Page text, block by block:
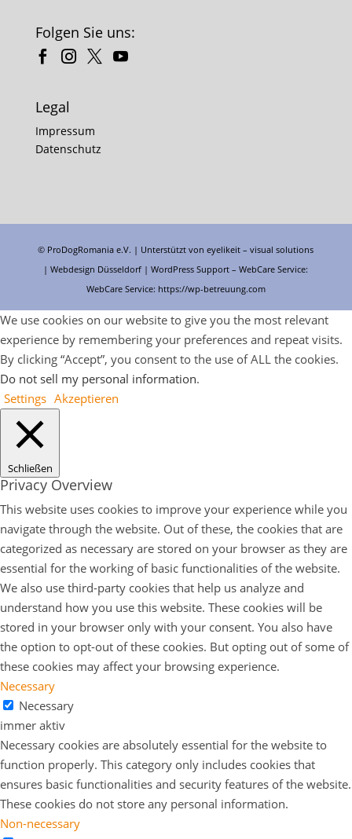
Folgen Sie uns:
Legal
Impressum
Datenschutz
© ProDogRomania e.V. | Unterstützt voneyelikeit – visual solutions
| Webdesign Düsseldorf |WordPress Support – WebCare Service:
WebCare Service: https://wp-betreuung.com
We use cookies on our website to give you the most relevant
experience by remembering your preferences and repeat visits.
By clicking “Accept”, you consent to the use of ALL the cookies.
Do not sell my personal information.
Settings Akzeptieren
Schließen
Privacy Overview
This website uses cookies to improve your experience while you
navigate through the website. Out of these, the cookies that are
categorized as necessary are stored on your browser as they are
essential for the working of basic functionalities of the website.
We also use third-party cookies that help us analyze and
understand how you use this website. These cookies will be
stored in your browser only with your consent. You also have
the option to opt-out of these cookies. But opting out of some of
these cookies may affect your browsing experience.
Necessary
Necessary
immer aktiv
Necessary cookies are absolutely essential for the website to
function properly. This category only includes cookies that
ensures basic functionalities and security features of the website.
These cookies do not store any personal information.
Non-necessary